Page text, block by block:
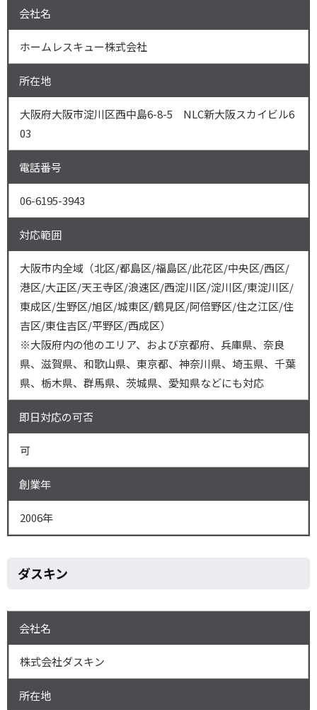
会社名
ホームレスキュー株式会社
所在地
大阪府大阪市淀川区西中島6-8-5 NLC新大阪スカイビル6
03
電話番号
06-6195-3943
対応範囲
大阪市内全域（北区/都島区/福島区/此花区/中央区/西区/
港区/大正区/天王寺区/浪速区/西淀川区/淀川区/東淀川区/
東成区/生野区/旭区/城東区/鶴見区/阿倍野区/住之江区/住
吉区/東住吉区/平野区/西成区）
※大阪府内の他のエリア、および京都府、兵庫県、奈良
県、滋賀県、和歌山県、東京都、神奈川県、埼玉県、千葉
県、栃木県、群馬県、茨城県、愛知県などにも対応
即日対応の可否
可
創業年
2006年
ダスキン
会社名
株式会社ダスキン
所在地